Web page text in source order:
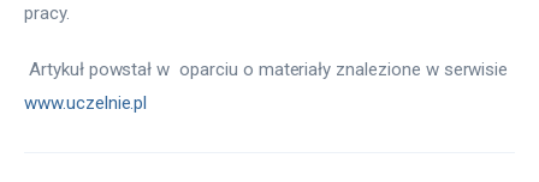
pracy.
Artykuł powstał w  oparciu o materiały znalezione w serwisie
www.uczelnie.pl